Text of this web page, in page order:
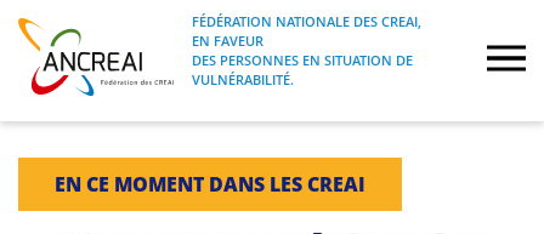
Skip
content
ANCREAI
FÉDÉRATION NATIONALE DES CREAI, EN
FAVEUR DES PERSONNES EN SITUATION
FÉDÉRATION NATIONALE DES CREAI,
EN FAVEUR
DES PERSONNES EN SITUATION DE
VULNÉRABILITÉ.
À propos
EN CE MOMENT DANS LES CREAI